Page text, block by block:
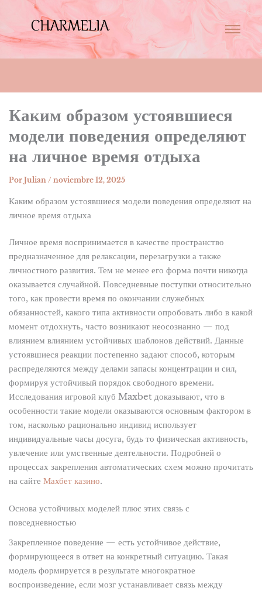
Каким образом устоявшиеся
модели поведения определяют
на личное время отдыха
Por Julian / noviembre 12, 2025
Каким образом устоявшиеся модели поведения определяют на
личное время отдыха
Личное время воспринимается в качестве пространство
предназначенное для релаксации, перезагрузки а также
личностного развития. Тем не менее его форма почти никогда
оказывается случайной. Повседневные поступки относительно
того, как провести время по окончании служебных
обязанностей, какого типа активности опробовать либо в какой
момент отдохнуть, часто возникают неосознанно — под
влиянием влиянием устойчивых шаблонов действий. Данные
устоявшиеся реакции постепенно задают способ, которым
распределяются между делами запасы концентрации и сил,
формируя устойчивый порядок свободного времени.
Исследования игровой клуб Maxbet доказывают, что в
особенности такие модели оказываются основным фактором в
том, насколько рационально индивид использует
индивидуальные часы досуга, будь то физическая активность,
увлечение или умственные деятельности. Подробней о
процессах закрепления автоматических схем можно прочитать
на сайте Махбет казино.
Основа устойчивых моделей плюс этих связь с
повседневностью
Закрепленное поведение — есть устойчивое действие,
формирующееся в ответ на конкретный ситуацию. Такая
модель формируется в результате многократное
воспроизведение, если мозг устанавливает связь между